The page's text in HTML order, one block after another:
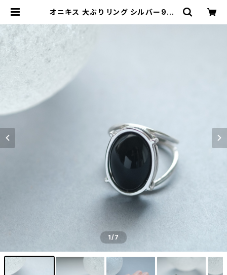
オニキス 大ぶり リング シルバー925
ックス | クラウドジュエリー(Cloud-
1/7